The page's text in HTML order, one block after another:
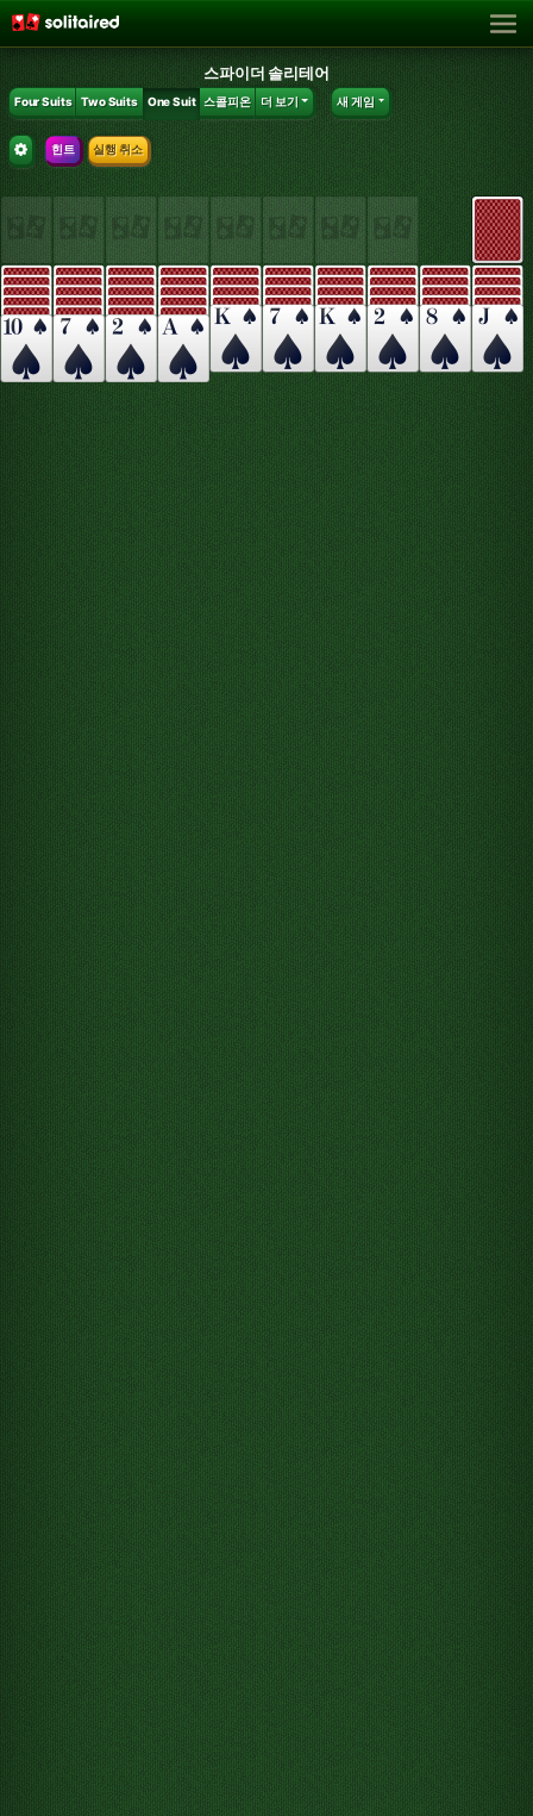
스파이더 솔리테어
Four Suits Two Suits One Suit 스콜피온 더 보기 새 게임
힌트 실행 취소